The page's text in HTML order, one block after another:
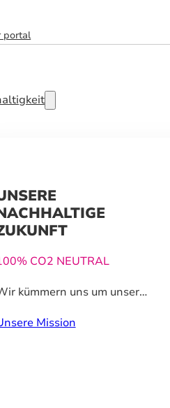
portal
CO2 NEUTRAL
kümmern uns um unsere
daher verwenden
Mission